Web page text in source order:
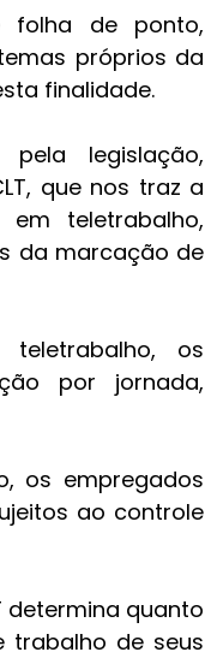
folha de ponto,
próprios da
finalidade.
legislação,
que nos traz a
teletrabalho,
da marcação de
os
por jornada,
os empregados
ao controle
determina quanto
trabalho de seus